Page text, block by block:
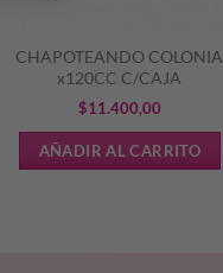
CHAPOTEANDO COLONIA
x120CC C/CAJA
$11.400,00
AÑADIR AL CARRITO